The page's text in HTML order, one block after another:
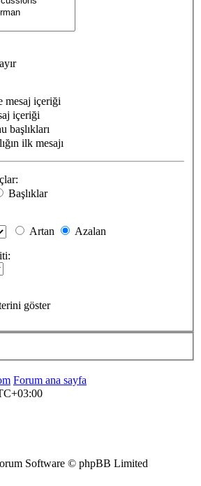
mesaj içeriği
içeriği
başlıkları
ilk mesajı
Başlıklar
Artan
Azalan
göster
Forum ana sayfa
Software © phpBB Limited